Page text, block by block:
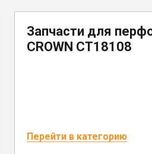
Запчасти для
CROWN CT18108
Перейти в категорию